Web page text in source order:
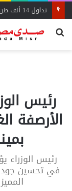
بحث
رئيس
الأرصفة
رئيس الوزراء
في تحسين جودة